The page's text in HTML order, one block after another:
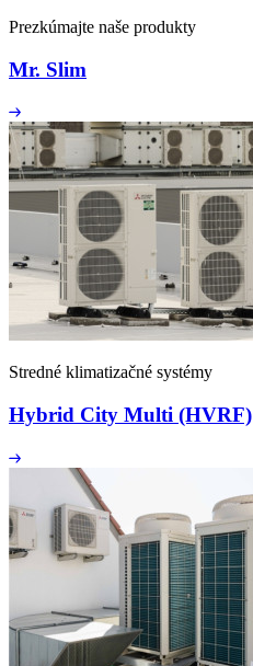
Prezkúmajte naše produkty
Mr. Slim
Stredné klimatizačné systémy
Hybrid City Multi (HVRF)